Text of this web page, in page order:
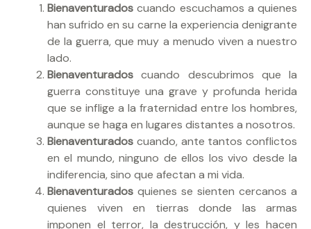
Bienaventuradoscuando escuchamos a quienes
han sufrido en su carne la experiencia denigrante
de la guerra, que muy a menudo viven a nuestro
lado.
Bienaventuradoscuando descubrimos que la
guerra constituye una grave y profunda herida
que se inflige a la fraternidad entre los hombres,
aunque se haga en lugares distantes a nosotros.
Bienaventurados cuando, ante tantos conflictos
en el mundo, ninguno de ellos los vivo desde la
indiferencia, sino que afectan a mi vida.
Bienaventurados quienes se sienten cercanos a
quienes viven en tierras donde las armas
imponen el terror, la destrucción, y les hacen